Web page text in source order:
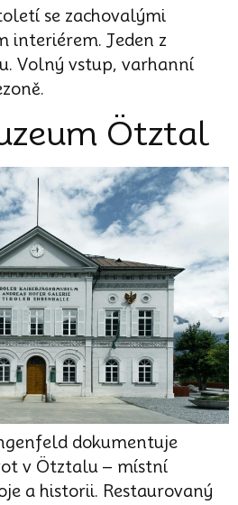
se zachovalými
interiérem. Jeden z
Volný vstup, varhanní
Ötztal
dokumentuje
v Ötztalu – místní
a historii. Restaurovaný